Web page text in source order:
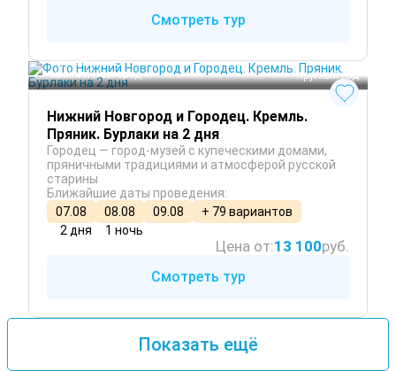
Смотреть тур
Городец
Нижний Новгород
Круглый год
Нижний Новгород и Городец. Кремль.
Пряник. Бурлаки на 2 дня
Городец — город-музей с купеческими домами,
пряничными традициями и атмосферой русской
старины
Ближайшие даты проведения:
07.08
08.08 09.08
+ 79 вариантов
2 дня
1 ночь
Цена от:13 100руб.
Смотреть тур
Показать ещё